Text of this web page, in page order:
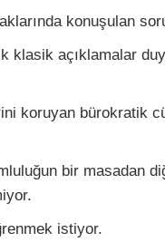
konuşulan
klasik açıklamalar
koruyan bürokratik
bir masadan
istiyor.